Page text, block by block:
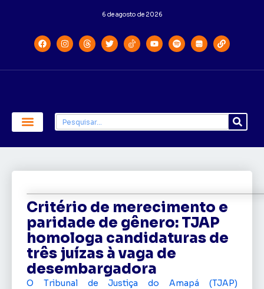
6 de agosto de 2026
Critério de merecimento e
paridade de gênero: TJAP
homologa candidaturas de
três juízas à vaga de
desembargadora
O Tribunal de Justiça do Amapá (TJAP)